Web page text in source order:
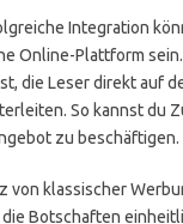
Integration
Online-Plattform
die Leser direkt auf
So kannst du
zu beschäftigen.
von klassischer
die Botschaften